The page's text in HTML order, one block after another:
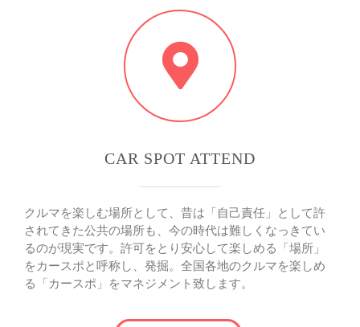
CAR SPOT ATTEND
クルマを楽しむ場所として、昔は「自己責任」として許
されてきた公共の場所も、今の時代は難しくなっきてい
るのが現実です。許可をとり安心して楽しめる「場所」
をカースポと呼称し、発掘。全国各地のクルマを楽しめ
る「カースポ」をマネジメント致します。